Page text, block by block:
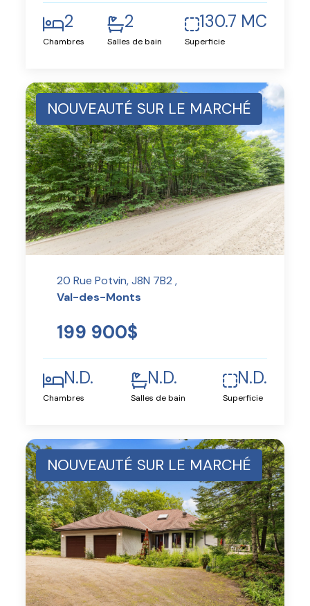
2
Chambres
2
Salles de bain
130.7 MC
Superficie
NOUVEAUTÉ SUR LE MARCHÉ
20 Rue Potvin, J8N 7B2 ,
Val-des-Monts
199 900$
N.D.
Chambres
N.D.
Salles de bain
N.D.
Superficie
NOUVEAUTÉ SUR LE MARCHÉ